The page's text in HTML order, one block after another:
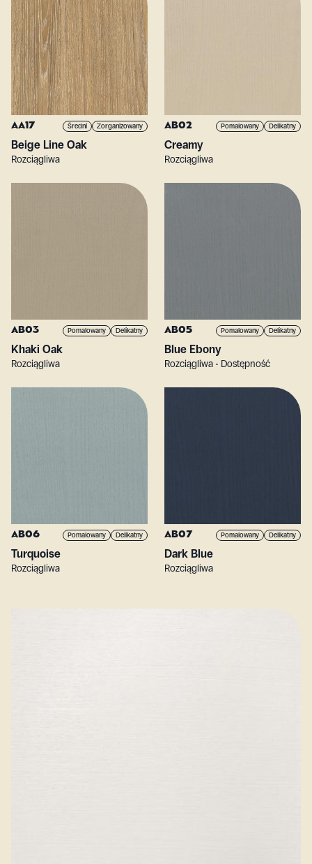
AA17 Średni Zorganizowany
Beige Line Oak
Rozciągliwa
AB02 Pomalowany Delikatny
Creamy
Rozciągliwa
AB03 Pomalowany Delikatny
Khaki Oak
Rozciągliwa
AB05 Pomalowany Delikatny
Blue Ebony
Rozciągliwa • Dostępność
AB06 Pomalowany Delikatny
Turquoise
Rozciągliwa
AB07 Pomalowany Delikatny
Dark Blue
Rozciągliwa